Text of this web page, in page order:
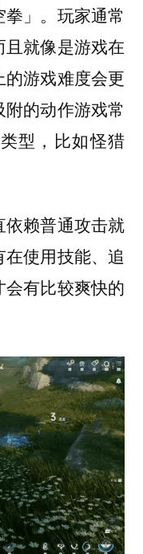
」。玩家通常
就像是游戏在
游戏难度会更
的动作游戏常
型，比如怪猎
赖普通攻击就
使用技能、追
有比较爽快的